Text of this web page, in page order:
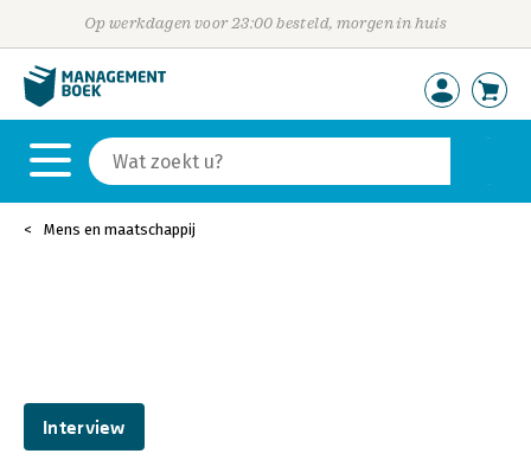
Op werkdagen voor 23:00 besteld, morgen in huis
Mens en maatschappij
Interview